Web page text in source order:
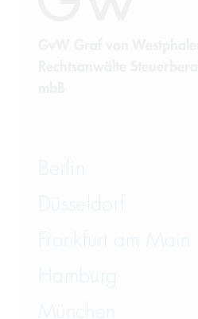
Berlin
Düsseldorf
Frankfurt am Main
Hamburg
München